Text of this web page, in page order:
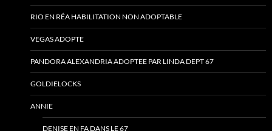
RIO EN RÉA HABILITATION NON ADOPTABLE
VEGAS ADOPTE
PANDORA ALEXANDRIA ADOPTEE PAR LINDA DEPT 67
GOLDIELOCKS
ANNIE
DENISE EN FA DANS LE 67